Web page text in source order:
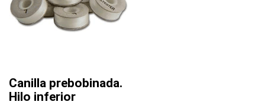
elegir
Canilla prebobinada.
Hilo inferior